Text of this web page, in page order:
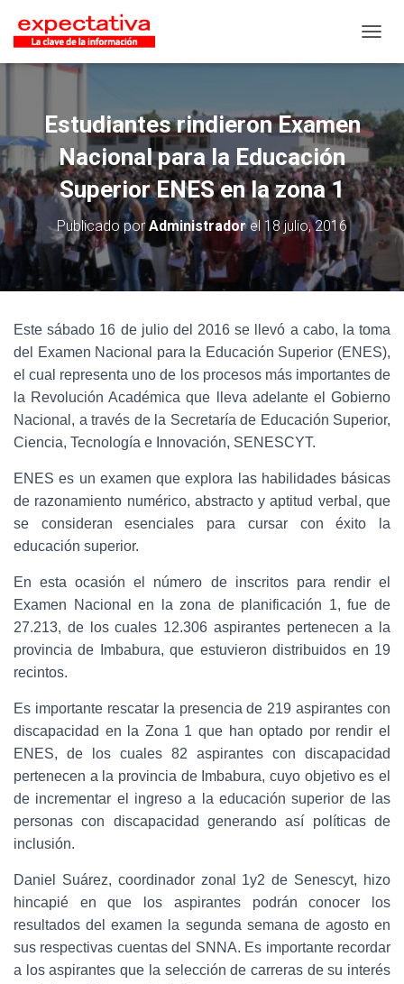
Estudiantes rindieron Examen
Nacional para la Educación
Superior ENES en la zona 1
Publicado porAdministradorel 18 julio, 2016
Este sábado 16 de julio del 2016 se llevó a cabo, la toma
del Examen Nacional para la Educación Superior (ENES),
el cual representa uno de los procesos más importantes de
la Revolución Académica que lleva adelante el Gobierno
Nacional, a través de la Secretaría de Educación Superior,
Ciencia, Tecnología e Innovación, SENESCYT.
ENES es un examen que explora las habilidades básicas
de razonamiento numérico, abstracto y aptitud verbal, que
se consideran esenciales para cursar con éxito la
educación superior.
En esta ocasión el número de inscritos para rendir el
Examen Nacional en la zona de planificación 1, fue de
27.213, de los cuales 12.306 aspirantes pertenecen a la
provincia de Imbabura, que estuvieron distribuidos en 19
recintos.
Es importante rescatar la presencia de 219 aspirantes con
discapacidad en la Zona 1 que han optado por rendir el
ENES, de los cuales 82 aspirantes con discapacidad
pertenecen a la provincia de Imbabura, cuyo objetivo es el
de incrementar el ingreso a la educación superior de las
personas con discapacidad generando así políticas de
inclusión.
Daniel Suárez, coordinador zonal 1y2 de Senescyt, hizo
hincapié en que los aspirantes podrán conocer los
resultados del examen la segunda semana de agosto en
sus respectivas cuentas del SNNA. Es importante recordar
a los aspirantes que la selección de carreras de su interés